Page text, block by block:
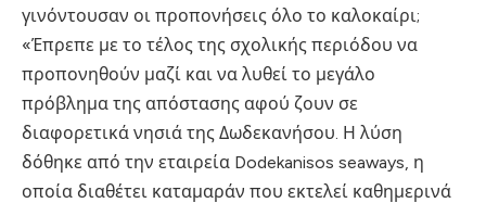
γινόντουσαν οι προπονήσεις όλο το καλοκαίρι;
«Έπρεπε με το τέλος της σχολικής περιόδου να
προπονηθούν μαζί και να λυθεί το μεγάλο
πρόβλημα της απόστασης αφού ζουν σε
διαφορετικά νησιά της Δωδεκανήσου. Η λύση
δόθηκε από την εταιρεία Dodekanisos seaways, η
οποία διαθέτει καταμαράν που εκτελεί καθημερινά